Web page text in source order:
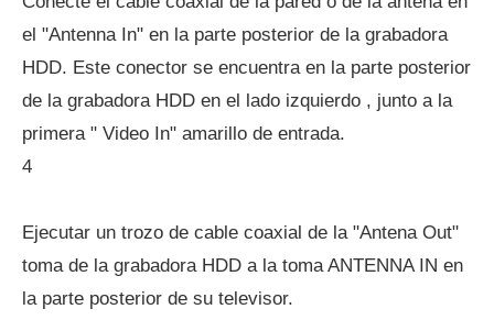
el "Antenna In" en la parte posterior de la grabadora
HDD. Este conector se encuentra en la parte posterior
de la grabadora HDD en el lado izquierdo , junto a la
primera " Video In" amarillo de entrada.
4
Ejecutar un trozo de cable coaxial de la "Antena Out"
toma de la grabadora HDD a la toma ANTENNA IN en
la parte posterior de su televisor.